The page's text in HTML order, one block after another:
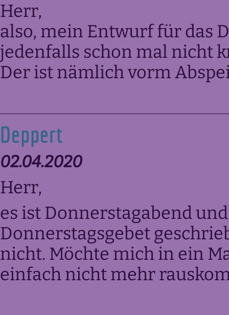
Herr,
also, mein Entwurf für das
jedenfalls schon mal nicht
Der ist nämlich vorm
Deppert
02.04.2020
Herr,
es ist Donnerstagabend
Donnerstagsgebet
nicht. Möchte mich in ein
einfach nicht mehr